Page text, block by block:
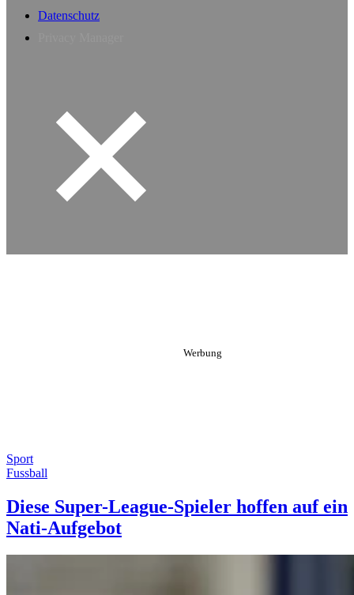
Datenschutz
Sport
Fussball
Diese Super-League-Spieler hoffen auf ein
Nati-Aufgebot